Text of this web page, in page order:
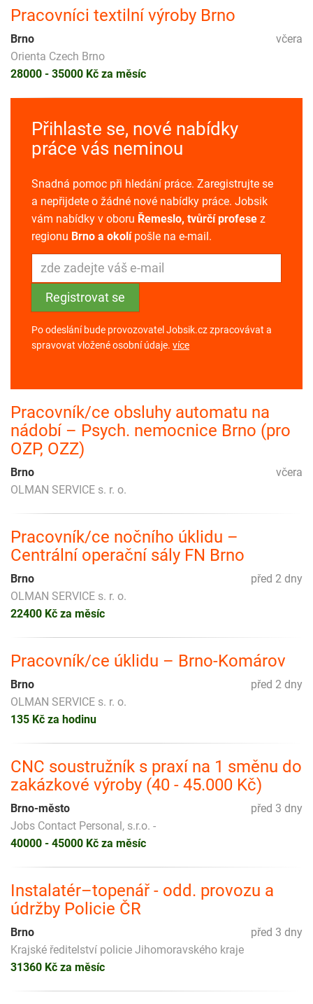
Pracovníci textilní výroby Brno
včera
Brno
Orienta Czech Brno
28000 - 35000 Kč za měsíc
Přihlaste se, nové nabídky
práce vás neminou
Snadná pomoc při hledání práce. Zaregistrujte se
a nepřijdete o žádné nové nabídky práce. Jobsik
vám nabídky v oboru Řemeslo, tvůrčí profese z
regionu Brno a okolípošle na e-mail.
Po odeslání bude provozovatel Jobsik.cz zpracovávat a
spravovat vložené osobní údaje. více
Pracovník/ce obsluhy automatu na
nádobí – Psych. nemocnice Brno (pro
OZP, OZZ)
včera
Brno
OLMAN SERVICE s. r. o.
Pracovník/ce nočního úklidu –
Centrální operační sály FN Brno
před 2 dny
Brno
OLMAN SERVICE s. r. o.
22400 Kč za měsíc
Pracovník/ce úklidu – Brno-Komárov
před 2 dny
Brno
OLMAN SERVICE s. r. o.
135 Kč za hodinu
CNC soustružník s praxí na 1 směnu do
zakázkové výroby (40 - 45.000 Kč)
před 3 dny
Brno-město
Jobs Contact Personal, s.r.o. -
40000 - 45000 Kč za měsíc
Instalatér–topenář - odd. provozu a
údržby Policie ČR
před 3 dny
Brno
Krajské ředitelství policie Jihomoravského kraje
31360 Kč za měsíc